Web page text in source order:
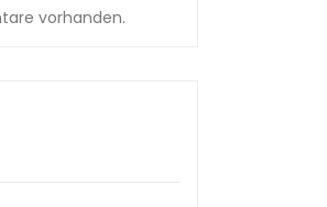
vorhanden.